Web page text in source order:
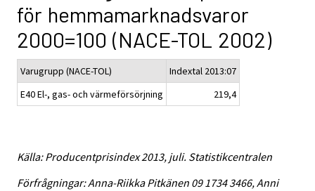
för hemmamarknadsvaror
2000=100 (NACE-TOL 2002)
Varugrupp (NACE-TOL)
Indextal 2013:07
E40 El-, gas- och värmeförsörjning
219,4
Källa: Producentprisindex 2013, juli. Statistikcentralen
Förfrågningar: Anna-Riikka Pitkänen 09 1734 3466, Anni